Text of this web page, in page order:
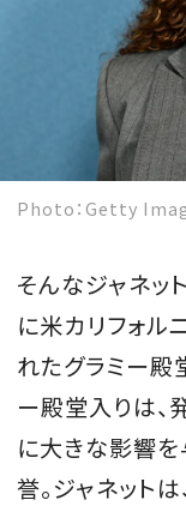
最新号を
Photo：Getty
そんなジャネッ
に米カリフォル
れたグラミー殿
ー殿堂入りは、
に大きな影響
誉。ジャネット